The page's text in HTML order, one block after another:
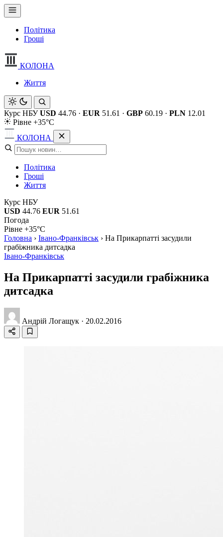
Політика
Гроші
КОЛОНА
Життя
Курс НБУ USD 44.76 · EUR 51.61 · GBP 60.19 · PLN 12.01
Рівне +35°C
КОЛОНА
Політика
Гроші
Життя
Курс НБУ
USD 44.76 EUR 51.61
Погода
Рівне +35°C
Головна › Івано-Франківськ › На Прикарпатті засудили
грабіжника дитсадка
Івано-Франківськ
На Прикарпатті засудили грабіжника
дитсадка
Андрій Логащук · 20.02.2016